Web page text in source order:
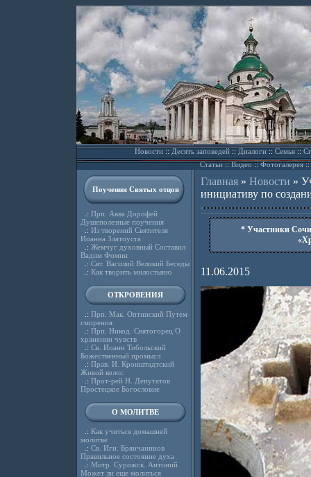
Новости::Десять заповедей::Диалоги::Семья::
Статьи::Видео ::Фотогалерея::
Поучения Святых отцов
.: Прп. Авва Дорофей
Душеполезные поучения
.: Из творений Святителя
Иоанна Златоуста
.: Жемчуг духовный Составил
Вадим Фомин
.: Свт. Василий Великий Беседы
.: Как творить милостыню
ОТКРОВЕНИЯ
.: Прп. Мак. Оптинский Путем
смирения
.: Прп. Никод. Святогорец О
хранении чувств
.: Св. Иоанн Тобольский
Божественный промысл
.: Прав. И. Кронштадтский
Живой колос
.: Прот-рей Н. Депутатов
Простецкое Богословие
О МОЛИТВЕ
.: Как учиться домашней
молитве
.: Св. Игн. Брянчанинов
Правильное состояние духа
.: Митр. Сурожск. Антоний
Может ли еще молиться
Главная» Новости »
инициативу по
* Участники
11.06.2015